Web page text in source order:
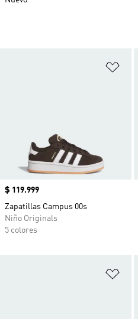
Precio
$ 119.999
Zapatillas Campus 00s
Niño Originals
5 colores